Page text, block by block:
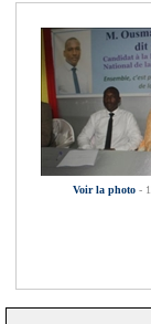
Voir la photo -